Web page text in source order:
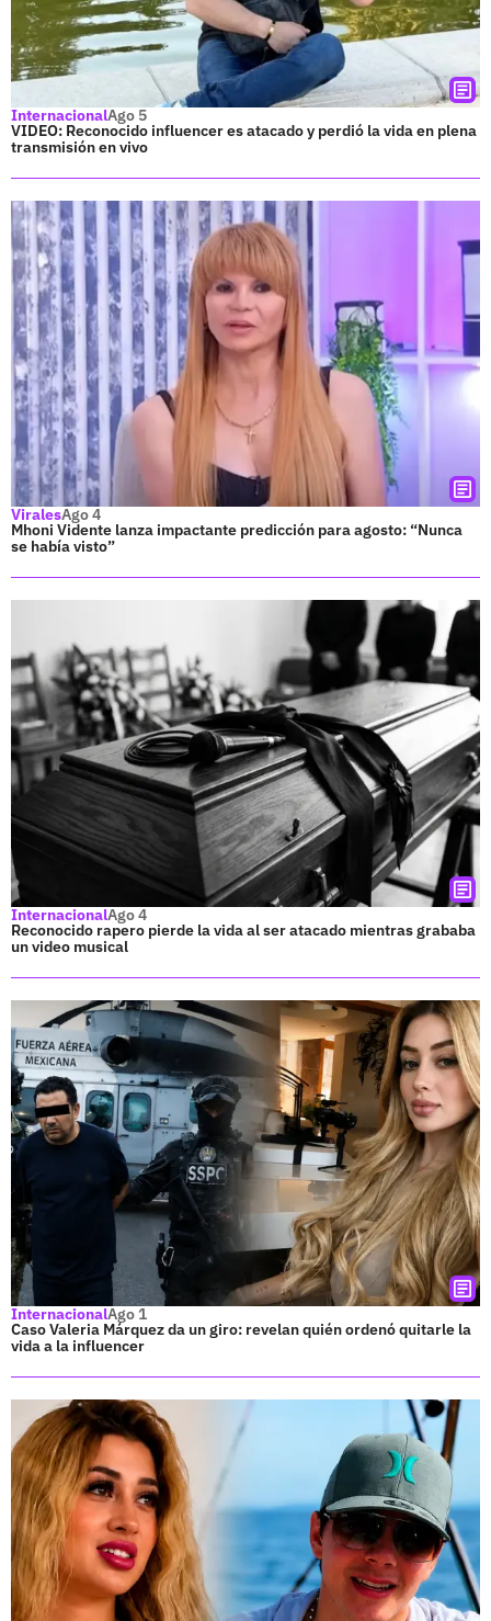
InternacionalAgo 5
VIDEO: Reconocido influencer es atacado y perdió la vida en plena
transmisión en vivo
ViralesAgo 4
Mhoni Vidente lanza impactante predicción para agosto: “Nunca
se había visto”
InternacionalAgo 4
Reconocido rapero pierde la vida al ser atacado mientras grababa
un video musical
InternacionalAgo 1
Caso Valeria Márquez da un giro: revelan quién ordenó quitarle la
vida a la influencer